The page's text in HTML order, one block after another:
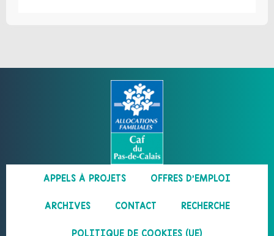
APPELS À PROJETS OFFRES D’EMPLOI
ARCHIVES CONTACT RECHERCHE
POLITIQUE DE COOKIES (UE)